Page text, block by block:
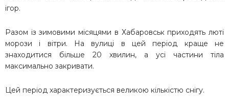
ігор.
Разом із зимовими місяцями в Хабаровськ приходять люті
морози і вітри. На вулиці в цей період краще не
знаходитися більше 20 хвилин, а усі частини тіла
максимально закривати.
Цей період характеризується великою кількістю снігу.